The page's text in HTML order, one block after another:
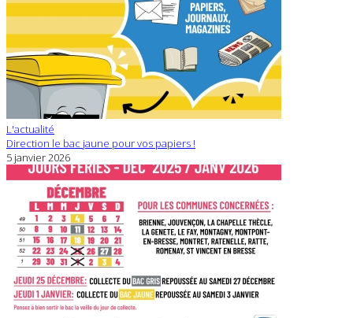
L'actualité
Direction le bac jaune pour vos papiers !
5 janvier 2026